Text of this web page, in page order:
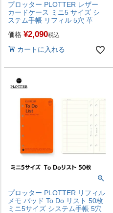
プロッター PLOTTER レザー
カードケース ミニ5 サイズ シ
ステム手帳 リフィル 5穴 革
価格 ¥2,090税込
カートに入れる
プロッター PLOTTER リフィル
メモ パッド To Do リスト 50枚
ミニ5サイズ システム手帳 5穴